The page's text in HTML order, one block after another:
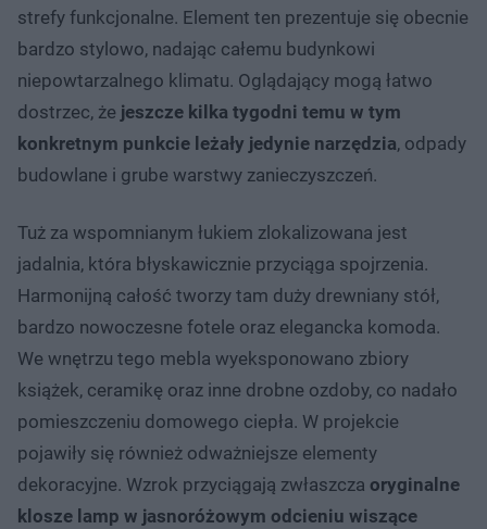
strefy funkcjonalne. Element ten prezentuje się obecnie
bardzo stylowo, nadając całemu budynkowi
niepowtarzalnego klimatu. Oglądający mogą łatwo
dostrzec, że jeszcze kilka tygodni temu w tym
konkretnym punkcie leżały jedynie narzędzia, odpady
budowlane i grube warstwy zanieczyszczeń.
Tuż za wspomnianym łukiem zlokalizowana jest
jadalnia, która błyskawicznie przyciąga spojrzenia.
Harmonijną całość tworzy tam duży drewniany stół,
bardzo nowoczesne fotele oraz elegancka komoda.
We wnętrzu tego mebla wyeksponowano zbiory
książek, ceramikę oraz inne drobne ozdoby, co nadało
pomieszczeniu domowego ciepła. W projekcie
pojawiły się również odważniejsze elementy
dekoracyjne. Wzrok przyciągają zwłaszcza oryginalne
klosze lamp w jasnoróżowym odcieniu wiszące